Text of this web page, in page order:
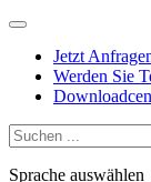
Jetzt
Werden Sie
Sprache auswählen